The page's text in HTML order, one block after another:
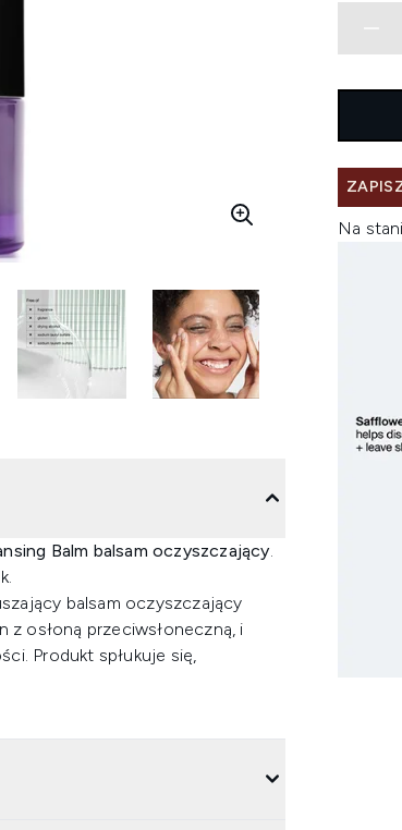
Na
Balm balsam oczyszczający.
balsam oczyszczający
osłoną przeciwsłoneczną, i
Produkt spłukuje się,